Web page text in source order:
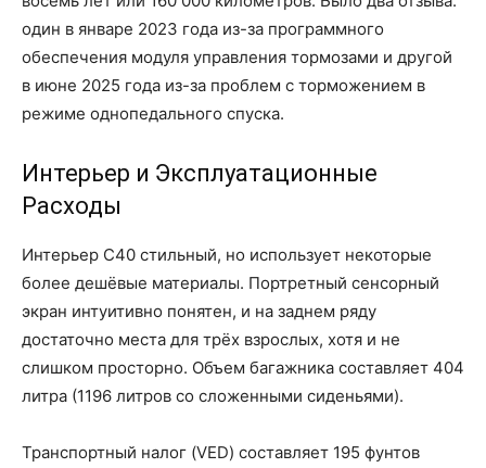
один в январе 2023 года из-за программного
обеспечения модуля управления тормозами и другой
в июне 2025 года из-за проблем с торможением в
режиме однопедального спуска.
Интерьер и Эксплуатационные
Расходы
Интерьер C40 стильный, но использует некоторые
более дешёвые материалы. Портретный сенсорный
экран интуитивно понятен, и на заднем ряду
достаточно места для трёх взрослых, хотя и не
слишком просторно. Объем багажника составляет 404
литра (1196 литров со сложенными сиденьями).
Транспортный налог (VED) составляет 195 фунтов